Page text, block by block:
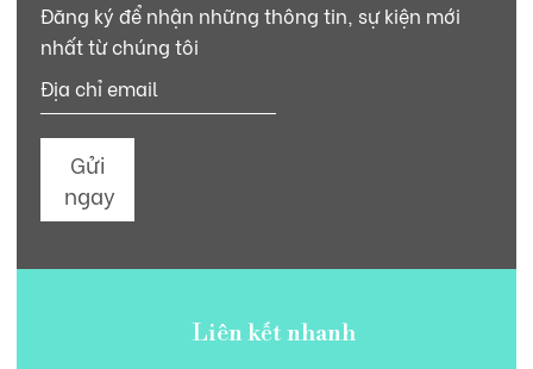
Đăng ký để nhận những thông tin, sự kiện mới
nhất từ chúng tôi
Gửi
ngay
Liên kết nhanh